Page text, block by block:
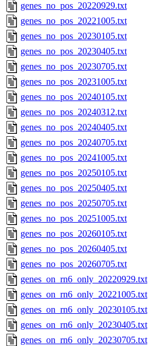
genes_no_pos_20220929.txt
genes_no_pos_20221005.txt
genes_no_pos_20230105.txt
genes_no_pos_20230405.txt
genes_no_pos_20230705.txt
genes_no_pos_20231005.txt
genes_no_pos_20240105.txt
genes_no_pos_20240312.txt
genes_no_pos_20240405.txt
genes_no_pos_20240705.txt
genes_no_pos_20241005.txt
genes_no_pos_20250105.txt
genes_no_pos_20250405.txt
genes_no_pos_20250705.txt
genes_no_pos_20251005.txt
genes_no_pos_20260105.txt
genes_no_pos_20260405.txt
genes_no_pos_20260705.txt
genes_on_rn6_only_20220929.txt
genes_on_rn6_only_20221005.txt
genes_on_rn6_only_20230105.txt
genes_on_rn6_only_20230405.txt
genes_on_rn6_only_20230705.txt